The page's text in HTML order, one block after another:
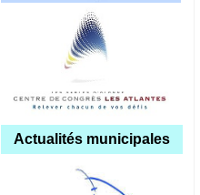
Actualités municipales